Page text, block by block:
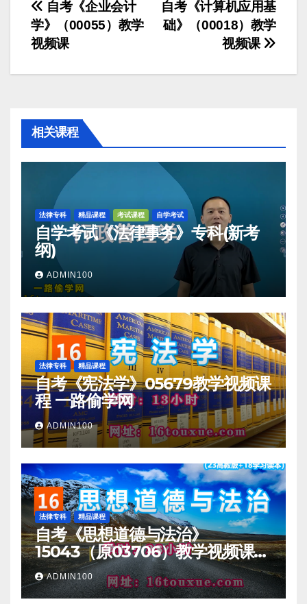
文
章
导
自考《计算机应用基
础》（00018）教学
视频课
自考《企业会计
学》（00055）教学
视频课
相关课程
法律专科 精品课程 考试课程 自学考试
自学考试《法律事务》专科(新考
纲)
ADMIN100
法律专科 精品课程
自考《宪法学》05679教学视频课
程 一路偷学网
ADMIN100
法律专科 精品课程
自考《思想道德与法治》
15043（原03706）教学视频课程
一路偷学网
ADMIN100